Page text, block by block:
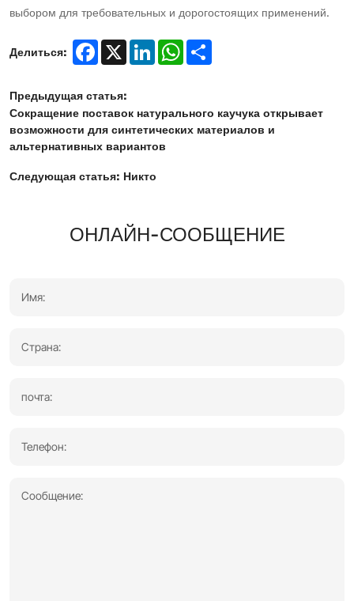
выбором для требовательных и дорогостоящих применений.
Делиться: Facebook
X LinkedInWhatsApp
Предыдущая статья:
Сокращение поставок натурального каучука открывает
возможности для синтетических материалов и
альтернативных вариантов
Следующая статья: Никто
ОНЛАЙН-СООБЩЕНИЕ